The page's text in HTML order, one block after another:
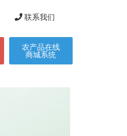
联系我们
农产品在线
商城系统